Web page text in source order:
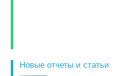
Новые отчеты и статьи